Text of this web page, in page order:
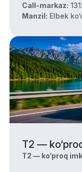
Call-markaz:
Manzil: Elbek
T2 —
T2 — ko‘proq